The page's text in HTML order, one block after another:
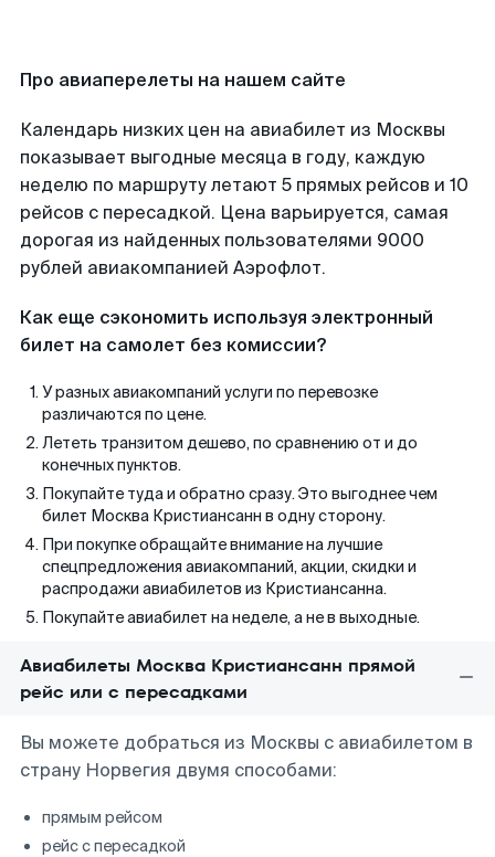
Про авиаперелеты на нашем сайте
Календарь низких цен на авиабилет из Москвы
показывает выгодные месяца в году, каждую
неделю по маршруту летают 5 прямых рейсов и 10
рейсов с пересадкой. Цена варьируется, самая
дорогая из найденных пользователями 9000
рублей авиакомпанией Аэрофлот.
Как еще сэкономить используя электронный
билет на самолет без комиссии?
У разных авиакомпаний услуги по перевозке
различаются по цене.
Лететь транзитом дешево, по сравнению от и до
конечных пунктов.
Покупайте туда и обратно сразу. Это выгоднее чем
билет Москва Кристиансанн в одну сторону.
При покупке обращайте внимание на лучшие
спецпредложения авиакомпаний, акции, скидки и
распродажи авиабилетов из Кристиансанна.
Покупайте авиабилет на неделе, а не в выходные.
Авиабилеты Москва Кристиансанн прямой
рейс или с пересадками
Вы можете добраться из Москвы с авиабилетом в
страну Норвегия двумя способами:
прямым рейсом
рейс с пересадкой